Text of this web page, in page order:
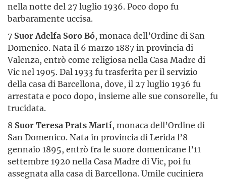
nella notte del 27 luglio 1936. Poco dopo fu
barbaramente uccisa.
7 Suor Adelfa Soro Bó, monaca dell’Ordine di San
Domenico. Nata il 6 marzo 1887 in provincia di
Valenza, entrò come religiosa nella Casa Madre di
Vic nel 1905. Dal 1933 fu trasferita per il servizio
della casa di Barcellona, dove, il 27 luglio 1936 fu
arrestata e poco dopo, insieme alle sue consorelle, fu
trucidata.
8 Suor Teresa Prats Martí, monaca dell’Ordine di
San Domenico. Nata in provincia di Lerida l’8
gennaio 1895, entrò fra le suore domenicane l’11
settembre 1920 nella Casa Madre di Vic, poi fu
assegnata alla casa di Barcellona. Umile cuciniera